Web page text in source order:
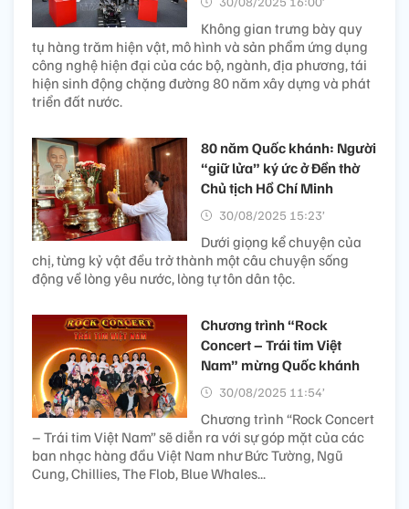
Không gian trưng bày quy
tụ hàng trăm hiện vật, mô hình và sản phẩm ứng dụng
công nghệ hiện đại của các bộ, ngành, địa phương, tái
hiện sinh động chặng đường 80 năm xây dựng và phát
triển đất nước.
80 năm Quốc khánh: Người
“giữ lửa” ký ức ở Đền thờ
Chủ tịch Hồ Chí Minh
30/08/2025 15:23’
Dưới giọng kể chuyện của
chị, từng kỷ vật đều trở thành một câu chuyện sống
động về lòng yêu nước, lòng tự tôn dân tộc.
Chương trình “Rock
Concert – Trái tim Việt
Nam” mừng Quốc khánh
30/08/2025 11:54’
Chương trình “Rock Concert
– Trái tim Việt Nam” sẽ diễn ra với sự góp mặt của các
ban nhạc hàng đầu Việt Nam như Bức Tường, Ngũ
Cung, Chillies, The Flob, Blue Whales...